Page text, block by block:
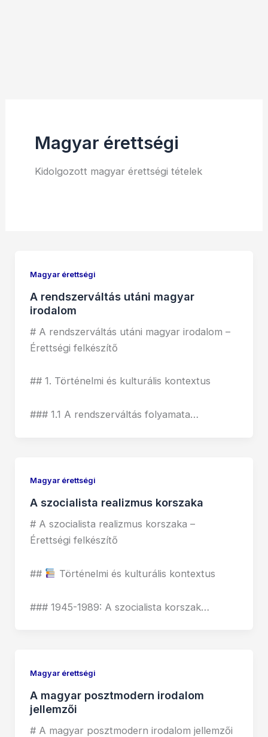
Magyar érettségi
Kidolgozott magyar érettségi tételek
Magyar érettségi
A rendszerváltás utáni magyar
irodalom
# A rendszerváltás utáni magyar irodalom –
Érettségi felkészítő
## 1. Történelmi és kulturális kontextus
### 1.1 A rendszerváltás folyamata…
Magyar érettségi
A szocialista realizmus korszaka
# A szocialista realizmus korszaka –
Érettségi felkészítő
## Történelmi és kulturális kontextus
### 1945-1989: A szocialista korszak…
Magyar érettségi
A magyar posztmodern irodalom
jellemzői
# A magyar posztmodern irodalom jellemzői